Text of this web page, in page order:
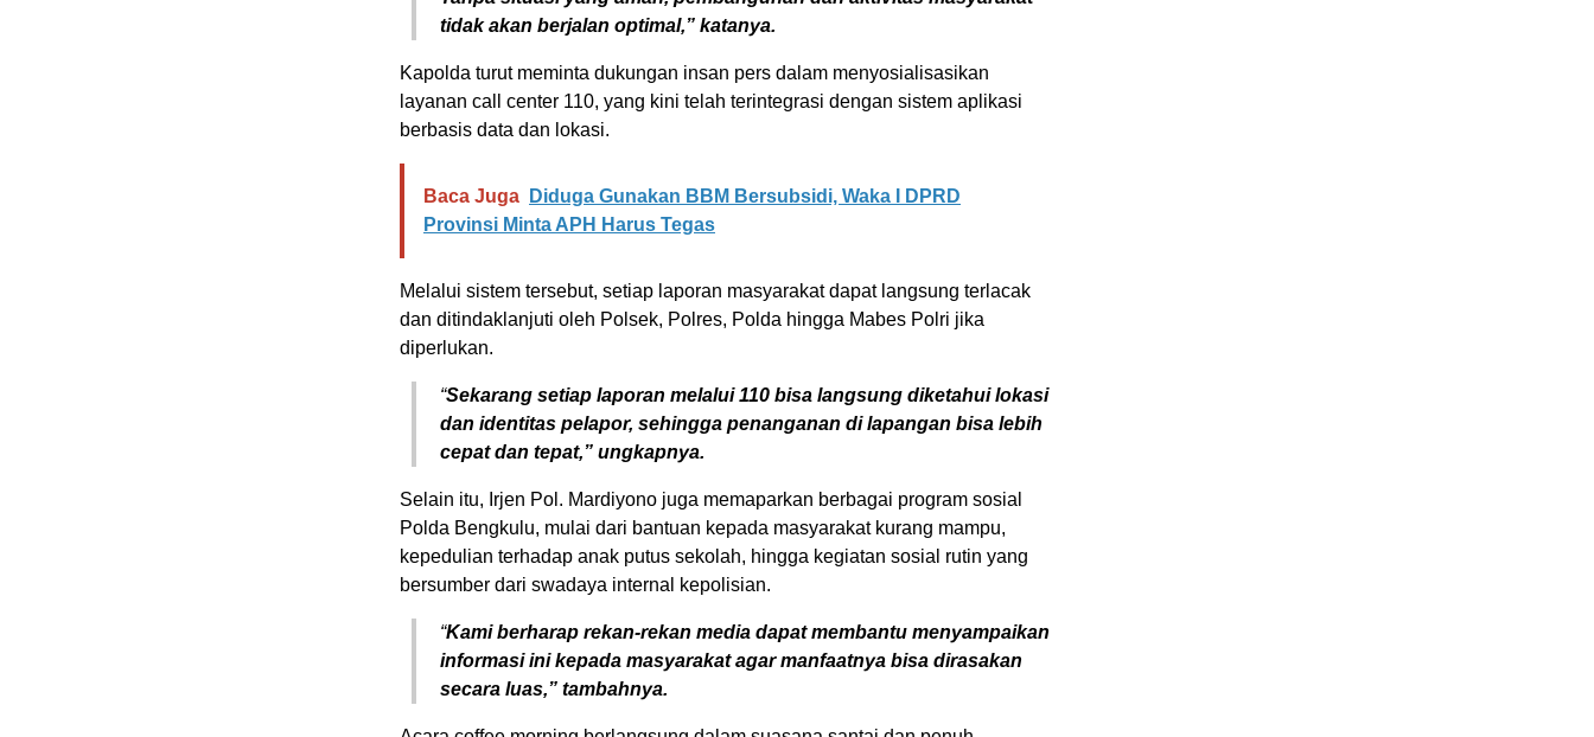
tidak akan berjalan optimal,” katanya.
Kapolda turut meminta dukungan insan pers dalam menyosialisasikan
layanan call center 110, yang kini telah terintegrasi dengan sistem aplikasi
berbasis data dan lokasi.
Baca Juga
Diduga Gunakan BBM Bersubsidi, Waka I DPRD
Provinsi Minta APH Harus Tegas
Melalui sistem tersebut, setiap laporan masyarakat dapat langsung terlacak
dan ditindaklanjuti oleh Polsek, Polres, Polda hingga Mabes Polri jika
diperlukan.
“Sekarang setiap laporan melalui 110 bisa langsung diketahui lokasi
dan identitas pelapor, sehingga penanganan di lapangan bisa lebih
cepat dan tepat,” ungkapnya.
Selain itu, Irjen Pol. Mardiyono juga memaparkan berbagai program sosial
Polda Bengkulu, mulai dari bantuan kepada masyarakat kurang mampu,
kepedulian terhadap anak putus sekolah, hingga kegiatan sosial rutin yang
bersumber dari swadaya internal kepolisian.
“Kami berharap rekan-rekan media dapat membantu menyampaikan
informasi ini kepada masyarakat agar manfaatnya bisa dirasakan
secara luas,” tambahnya.